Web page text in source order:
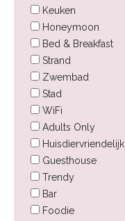
Keuken
Honeymoon
Bed & Breakfast
Strand
Zwembad
Stad
WiFi
Adults Only
Huisdiervriendelijk
Guesthouse
Trendy
Bar
Foodie